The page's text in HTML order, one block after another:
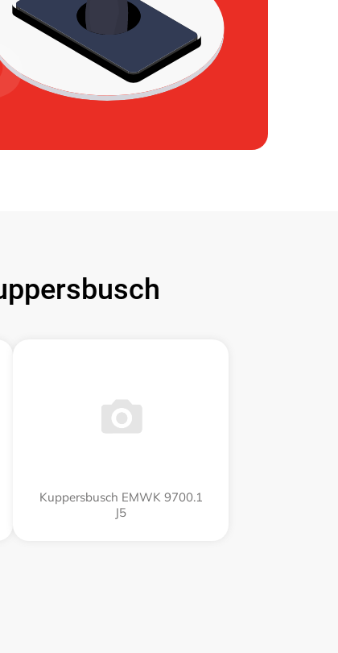
Kuppersbusch EMWK 9700.1
J5